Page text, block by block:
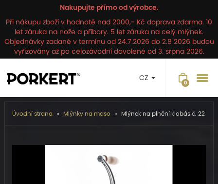
Nakupujte přímo od výrobce.
Při nákupu zboží v hodnotě nad 2000,- Kč doprava zdarma. 10
let záruka na nože a příbory. 5 let záruka na celý mlýnek.
Objednávky zadané v termínu od 24.7.2026 do 2.8 2026 budou
vyřizovány až po celozávodní dovolené od 3. srpna 2026.
CZ
Úvodní strana Mlýnky na maso Mlýnek na plnění klobás č. 22